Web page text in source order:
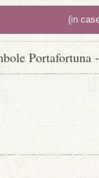
(in
Portafortuna